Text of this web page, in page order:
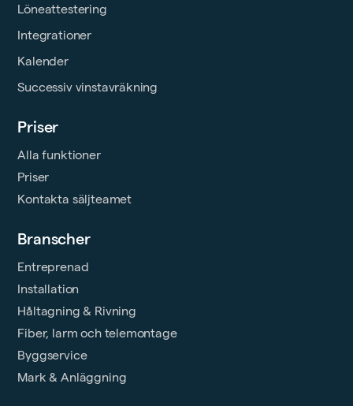
Löneattestering
Integrationer
Kalender
Successiv vinstavräkning
Priser
Alla funktioner
Priser
Kontakta säljteamet
Branscher
Entreprenad
Installation
Håltagning & Rivning
Fiber, larm och telemontage
Byggservice
Mark & Anläggning